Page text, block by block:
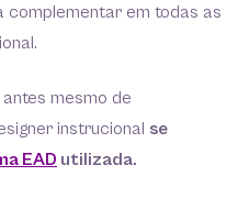
complementar em todas as
mesmo de
instrucional se
EAD utilizada.